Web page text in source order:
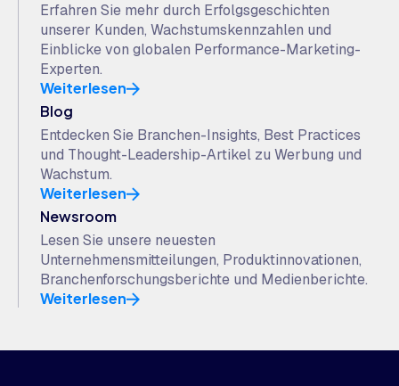
Erfahren Sie mehr durch Erfolgsgeschichten
unserer Kunden, Wachstumskennzahlen und
Einblicke von globalen Performance-Marketing-
Experten.
Weiterlesen
Blog
Entdecken Sie Branchen-Insights, Best Practices
und Thought-Leadership-Artikel zu Werbung und
Wachstum.
Weiterlesen
Newsroom
Lesen Sie unsere neuesten
Unternehmensmitteilungen, Produktinnovationen,
Branchenforschungsberichte und Medienberichte.
Weiterlesen